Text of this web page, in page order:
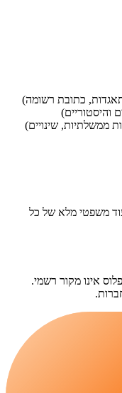
כתובת רשומה)
והיסטוריים)
ממשלתיות, שינויים)
משפטי מלא של כל
אינו מקור רשמי.